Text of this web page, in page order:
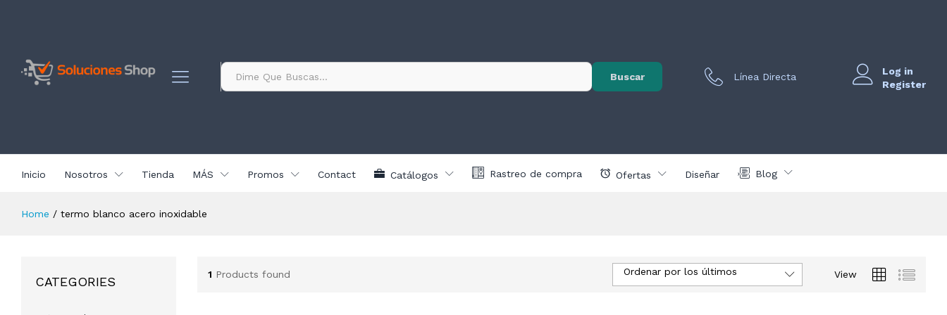
Todo Buscar Línea Directa
Log in
Register
Inicio Nosotros Tienda MÁS Promos Contact Catálogos Rastreo de compra Ofertas Diseñar Blog
Home / termo blanco acero inoxidable
1 Products found View
Ordenar por los últimos
CATEGORIES